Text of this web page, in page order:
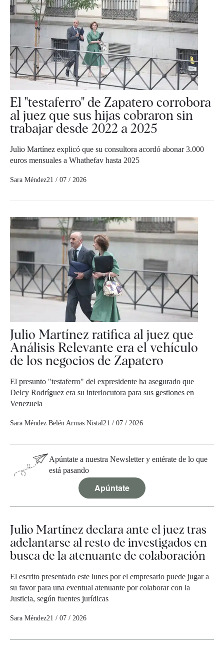
El "testaferro" de Zapatero corrobora
al juez que sus hijas cobraron sin
trabajar desde 2022 a 2025
Julio Martínez explicó que su consultora acordó abonar 3.000
euros mensuales a Whathefav hasta 2025
Sara Méndez21 / 07 / 2026
Julio Martínez ratifica al juez que
Análisis Relevante era el vehículo
de los negocios de Zapatero
El presunto "testaferro" del expresidente ha asegurado que
Delcy Rodríguez era su interlocutora para sus gestiones en
Venezuela
Sara Méndez Belén Armas Nistal21 / 07 / 2026
Apúntate a nuestra Newsletter y entérate de lo que
está pasando
Apúntate
Julio Martínez declara ante el juez tras
adelantarse al resto de investigados en
busca de la atenuante de colaboración
El escrito presentado este lunes por el empresario puede jugar a
su favor para una eventual atenuante por colaborar con la
Justicia, según fuentes jurídicas
Sara Méndez21 / 07 / 2026